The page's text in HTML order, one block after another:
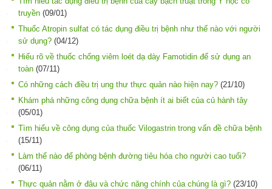
truyền (09/01)
Thuốc Atropin sulfat có tác dụng điều trị bệnh như thế nào với người
sử dụng? (04/12)
Hiểu rõ về thuốc chống viêm loét dạ dày Famotidin để sử dụng an
toàn (07/11)
Có những cách điều trị ung thư thực quản nào hiện nay? (21/10)
Khám phá những công dụng chữa bệnh ít ai biết của củ hành tây
(05/01)
Tìm hiểu về công dụng của thuốc Vilogastrin trong vấn đề chữa bệnh
(15/11)
Làm thế nào để phòng bệnh đường tiêu hóa cho người cao tuổi?
(06/11)
Thực quản nằm ở đâu và chức năng chính của chúng là gì? (23/10)